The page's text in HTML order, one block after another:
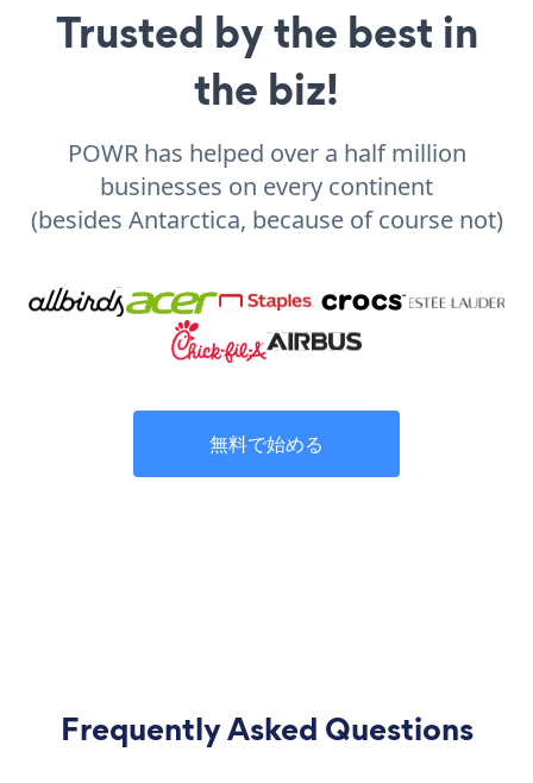
Trusted by the best in
the biz!
POWR has helped over a half million
businesses on every continent
(besides Antarctica, because of course not)
無料で始める
Frequently Asked Questions